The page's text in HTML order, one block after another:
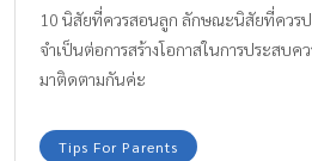
10 นิสัยที่ควรสอนลูก ลักษณะนิสัยที่ควร
จำเป็นต่อการสร้างโอกาสในการประสบค
มาติดตามกันค่ะ
Tips For Parents